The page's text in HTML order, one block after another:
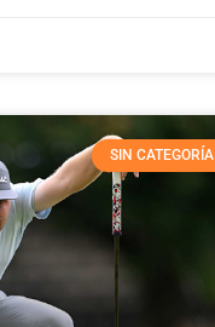
SIN CATEGORÍA